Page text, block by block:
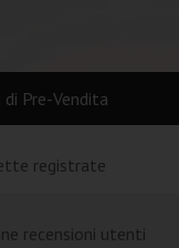
di Pre-Vendita
registrate
recensioni utenti